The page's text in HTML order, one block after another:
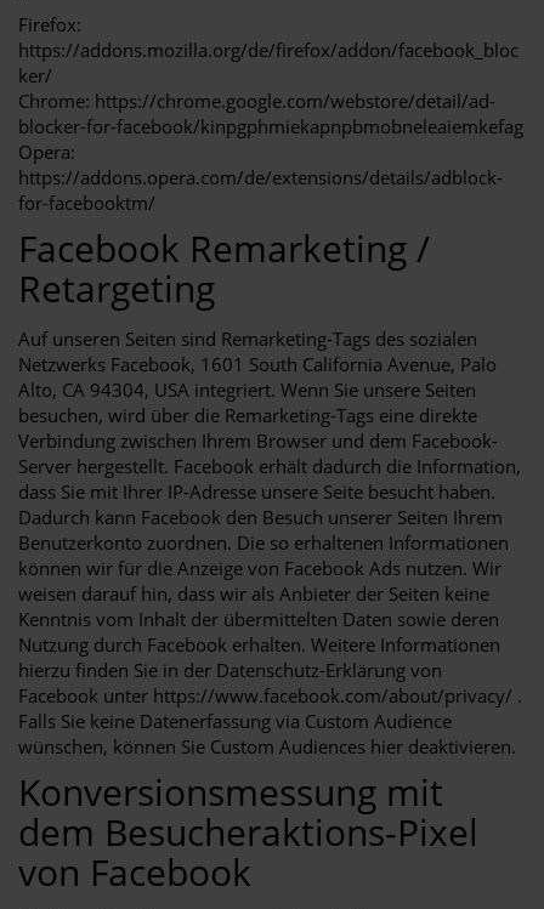
Firefox:
https://addons.mozilla.org/de/firefox/addon/facebook_bloc
ker/
Chrome: https://chrome.google.com/webstore/detail/ad-
blocker-for-facebook/kinpgphmiekapnpbmobneleaiemkefag
Opera:
https://addons.opera.com/de/extensions/details/adblock-
for-facebooktm/
Facebook Remarketing /
Retargeting
Auf unseren Seiten sind Remarketing-Tags des sozialen
Netzwerks Facebook, 1601 South California Avenue, Palo
Alto, CA 94304, USA integriert. Wenn Sie unsere Seiten
besuchen, wird über die Remarketing-Tags eine direkte
Verbindung zwischen Ihrem Browser und dem Facebook-
Server hergestellt. Facebook erhält dadurch die Information,
dass Sie mit Ihrer IP-Adresse unsere Seite besucht haben.
Dadurch kann Facebook den Besuch unserer Seiten Ihrem
Benutzerkonto zuordnen. Die so erhaltenen Informationen
können wir für die Anzeige von Facebook Ads nutzen. Wir
weisen darauf hin, dass wir als Anbieter der Seiten keine
Kenntnis vom Inhalt der übermittelten Daten sowie deren
Nutzung durch Facebook erhalten. Weitere Informationen
hierzu finden Sie in der Datenschutz-Erklärung von
Facebook unter https://www.facebook.com/about/privacy/ .
Falls Sie keine Datenerfassung via Custom Audience
wünschen, können Sie Custom Audiences hier deaktivieren.
Konversionsmessung mit
dem Besucheraktions-Pixel
von Facebook